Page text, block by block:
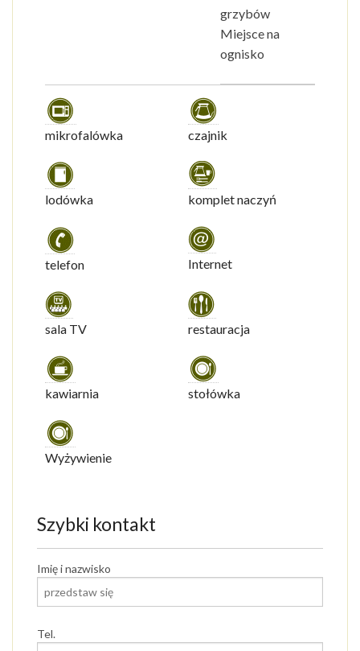
grzybów
Miejsce na
ognisko
mikrofalówka czajnik
lodówka komplet naczyń
telefon Internet
sala TV restauracja
kawiarnia stołówka
Wyżywienie
Szybki kontakt
Imię i nazwisko
Tel.